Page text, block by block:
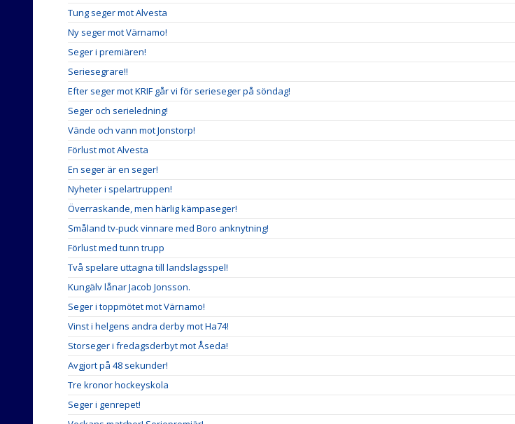
Tung seger mot Alvesta
Ny seger mot Värnamo!
Seger i premiären!
Seriesegrare!!
Efter seger mot KRIF går vi för serieseger på söndag!
Seger och serieledning!
Vände och vann mot Jonstorp!
Förlust mot Alvesta
En seger är en seger!
Nyheter i spelartruppen!
Överraskande, men härlig kämpaseger!
Småland tv-puck vinnare med Boro anknytning!
Förlust med tunn trupp
Två spelare uttagna till landslagsspel!
Kungälv lånar Jacob Jonsson.
Seger i toppmötet mot Värnamo!
Vinst i helgens andra derby mot Ha74!
Storseger i fredagsderbyt mot Åseda!
Avgjort på 48 sekunder!
Tre kronor hockeyskola
Seger i genrepet!